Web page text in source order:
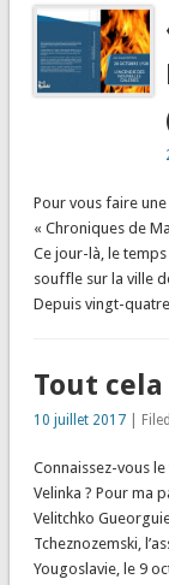
Pour vous faire
« Chroniques de
Ce jour-là, le
souffle sur la ville
Depuis vingt-
Tout
10 juillet 2017|
Connaissez-vous
Velinka ? Pour ma
Velitchko
Tcheznozemski,
Yougoslavie, le 9